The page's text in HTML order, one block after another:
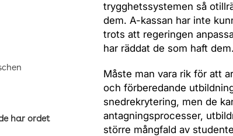
har ordet
trygghetssystemen så
dem. A-kassan har inte
trots att regeringen
har räddat de som haft dem.
Måste man vara rik för att
och förberedande
snedrekrytering, men de
antagningsprocesser,
större mångfald av